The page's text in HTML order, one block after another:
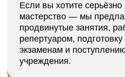
Если вы хотите серьёзно
мастерство — мы
продвинутые занятия,
репертуаром, подготовку
экзаменам и
учреждения.